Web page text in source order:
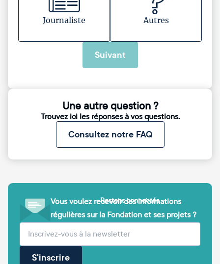
Journaliste Autres
Suivant
Une autre question ?
Trouvez ici les réponses à vos questions.
Consultez notre FAQ
Vous voulez recevoir des informations
régulières sur la Fondation et ses projets ?
Votre adresse e-mail (obligatoire)
S'inscrire
Restons connectés